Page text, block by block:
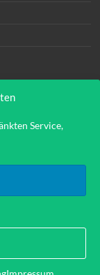
Service,
Affiliate-Links durch